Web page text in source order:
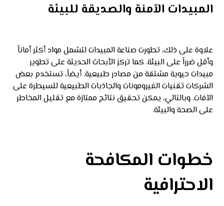
المبيدات الآمنة والصديقة للبيئة
علاوة على ذلك، تطورت صناعة المبيدات لتشمل مواد أكثر أماناً
وأقل ضرراً على البيئة. كما تركز الأبحاث الحديثة على تطوير
مبيدات حيوية مشتقة من مصادر طبيعية. أيضاً، تستخدم بعض
الشركات تقنيات الفيرومونات والجاذبات الطبيعية للسيطرة على
الآفات. وبالتالي، يمكن تحقيق نتائج ممتازة مع تقليل المخاطر
على الصحة والبيئة.
خطوات المكافحة
الاحترافية